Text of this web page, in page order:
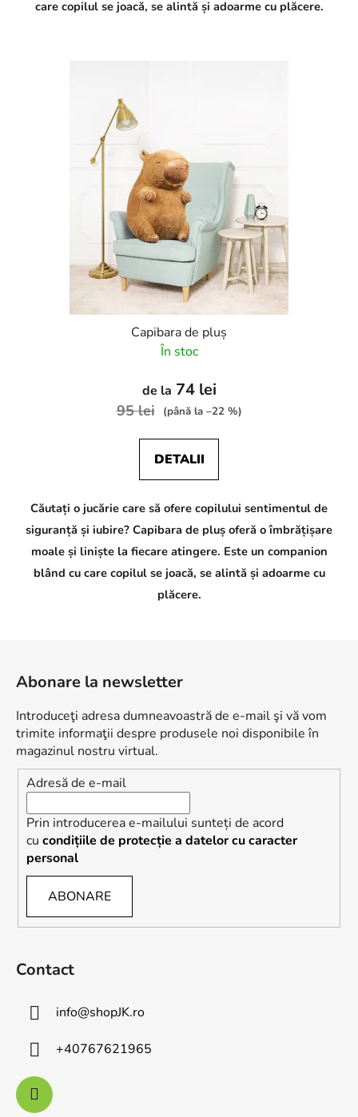
care copilul se joacă, se alintă și adoarme cu plăcere.
Capibara de pluș
În stoc
de la 74 lei
95 lei (până la –22 %)
DETALII
Căutați o jucărie care să ofere copilului sentimentul de
siguranță și iubire? Capibara de pluș oferă o îmbrățișare
moale și liniște la fiecare atingere. Este un companion
blând cu care copilul se joacă, se alintă și adoarme cu
plăcere.
Abonare la newsletter
Introduceţi adresa dumneavoastră de e-mail şi vă vom
trimite informaţii despre produsele noi disponibile în
magazinul nostru virtual.
Adresă de e-mail
Prin introducerea e-mailului sunteți de acord
cu condițiile de protecție a datelor cu caracter
personal
ABONARE
Contact
info@shopJK.ro
+40767621965